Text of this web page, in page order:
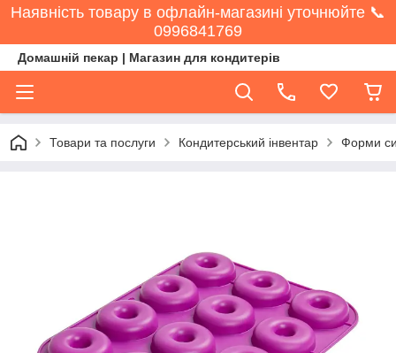
Наявність товару в офлайн-магазині уточнюйте 📞
0996841769
Домашній пекар | Магазин для кондитерів
Товари та послуги Кондитерський інвентар Форми